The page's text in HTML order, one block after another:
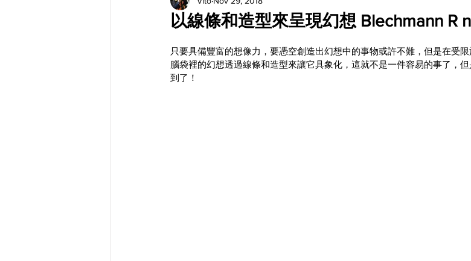
OLD TIMER
以線條和造型來呈現幻想 Blechmann R
只要具備豐富的想像力，要憑空創造出幻想中的事物或許不難，但是在受
腦袋裡的幻想透過線條和造型來讓它具象化，這就不是一件容易的事了，
到了！